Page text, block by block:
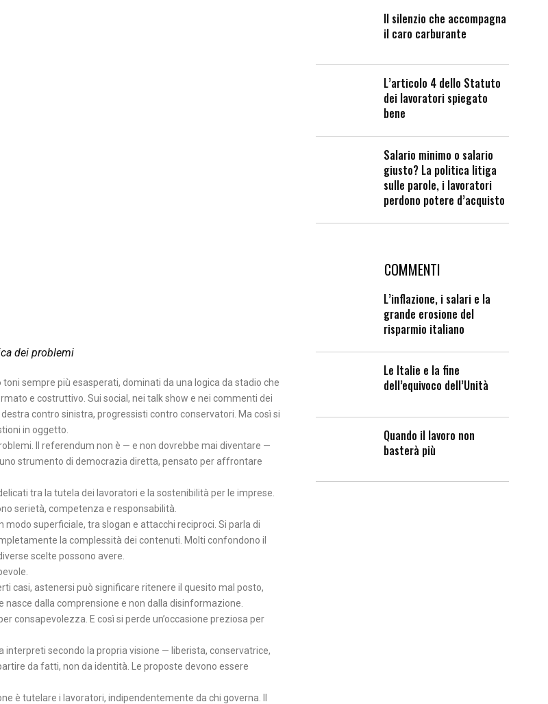
dei problemi
sempre più esasperati, dominati da una logica da stadio che
e costruttivo. Sui social, nei talk show e nei commenti dei
contro sinistra, progressisti contro conservatori. Ma così si
in oggetto.
Il referendum non è — e non dovrebbe mai diventare —
strumento di democrazia diretta, pensato per affrontare
tra la tutela dei lavoratori e la sostenibilità per le imprese.
serietà, competenza e responsabilità.
superficiale, tra slogan e attacchi reciproci. Si parla di
la complessità dei contenuti. Molti confondono il
scelte possono avere.
casi, astenersi può significare ritenere il quesito mal posto,
dalla comprensione e non dalla disinformazione.
consapevolezza. E così si perde un’occasione preziosa per
interpreti secondo la propria visione — liberista, conservatrice,
da fatti, non da identità. Le proposte devono essere
è tutelare i lavoratori, indipendentemente da chi governa. Il
Il silenzio che accompagna
il caro carburante
L’articolo 4 dello Statuto
dei lavoratori spiegato
bene
Salario minimo o salario
giusto? La politica litiga
sulle parole, i lavoratori
perdono potere d’acquisto
COMMENTI
L’inflazione, i salari e la
grande erosione del
risparmio italiano
Le Italie e la fine
dell’equivoco dell’Unità
Quando il lavoro non
basterà più